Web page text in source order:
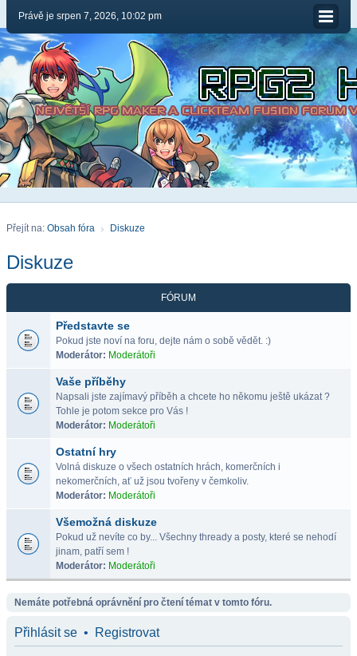
Právě je srpen 7, 2026, 10:02 pm
Přejít na: Obsah fóra Diskuze
Diskuze
FÓRUM
Představte se
Pokud jste noví na foru, dejte nám o sobě vědět. :)
Moderátor: Moderátoři
Vaše příběhy
Napsali jste zajímavý příběh a chcete ho někomu ještě ukázat ?
Tohle je potom sekce pro Vás !
Moderátor: Moderátoři
Ostatní hry
Volná diskuze o všech ostatních hrách, komerčních i
nekomerčních, ať už jsou tvořeny v čemkoliv.
Moderátor: Moderátoři
Všemožná diskuze
Pokud už nevíte co by... Všechny thready a posty, které se nehodí
jinam, patří sem !
Moderátor: Moderátoři
Nemáte potřebná oprávnění pro čtení témat v tomto fóru.
Přihlásit se • Registrovat